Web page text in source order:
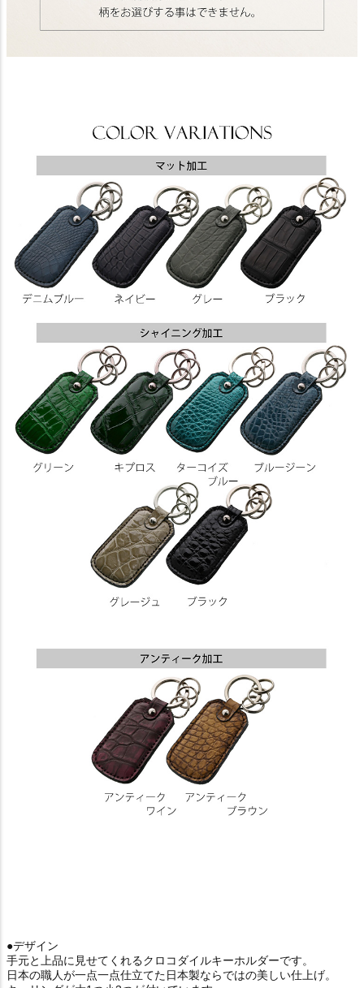
●デザイン
手元と上品に見せてくれるクロコダイルキーホルダーです。
日本の職人が一点一点仕立てた日本製ならではの美しい仕上げ。